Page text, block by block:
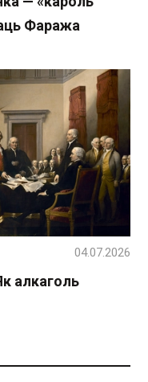
Фаража
алкаголь
04.07.2026